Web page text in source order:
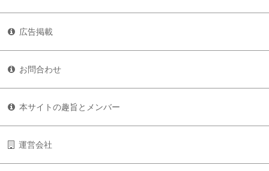
広告掲載
お問合わせ
本サイトの趣旨とメンバー
運営会社